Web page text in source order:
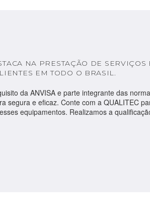
NA PRESTAÇÃO DE
EM TODO O BRASIL.
da ANVISA e parte integrante das
segura e eficaz. Conte com a QUALITEC
equipamentos. Realizamos a